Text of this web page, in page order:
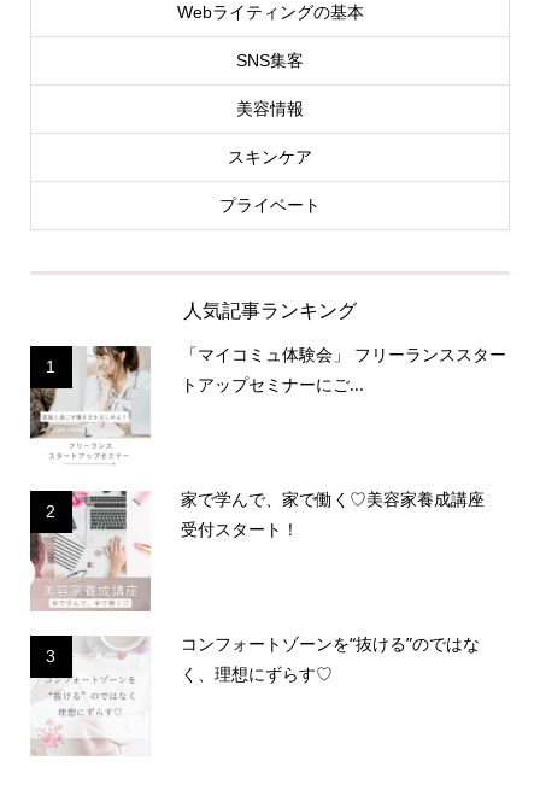
Webライティングの基本
SNS集客
美容情報
スキンケア
プライベート
人気記事ランキング
1
「マイコミュ体験会」 フリーランススター
トアップセミナーにご...
2
家で学んで、家で働く♡美容家養成講座
受付スタート！
3
コンフォートゾーンを“抜ける”のではな
く、理想にずらす♡